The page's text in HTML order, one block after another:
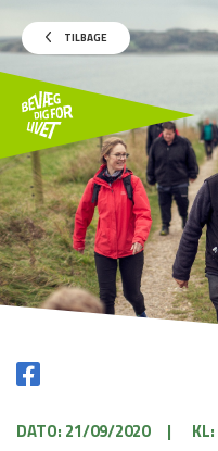
TILBAGE
DATO: 21/09/2020 |